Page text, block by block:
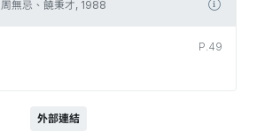
周無忌、饒秉才, 1988
P.49
外部連結